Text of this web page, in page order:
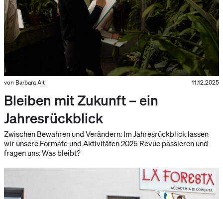
von Barbara Alt 11.12.2025
Bleiben mit Zukunft – ein
Jahresrückblick
Zwischen Bewahren und Verändern: Im Jahresrückblick lassen
wir unsere Formate und Aktivitäten 2025 Revue passieren und
fragen uns: Was bleibt?